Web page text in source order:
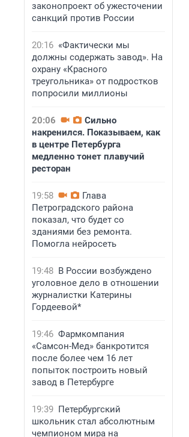
законопроект об ужесточении
санкций против России
20:16 «Фактически мы
должны содержать завод». На
охрану «Красного
треугольника» от подростков
попросили миллионы
20:06
Сильно
накренился. Показываем, как
в центре Петербурга
медленно тонет плавучий
ресторан
19:58
Глава
Петроградского района
показал, что будет со
зданиями без ремонта.
Помогла нейросеть
19:48 В России возбуждено
уголовное дело в отношении
журналистки Катерины
Гордеевой*
19:46 Фармкомпания
«Самсон-Мед» банкротится
после более чем 16 лет
попыток построить новый
завод в Петербурге
19:39 Петербургский
школьник стал абсолютным
чемпионом мира на